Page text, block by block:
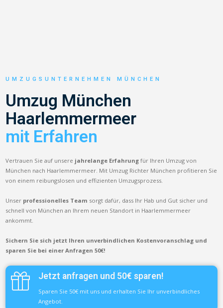
UMZUGSUNTERNEHMEN MÜNCHEN
Umzug München
Haarlemmermeer
mit Erfahren
Vertrauen Sie auf unsere jahrelange Erfahrung für Ihren Umzug von
München nach Haarlemmermeer. Mit Umzug Richter München profitieren Sie
von einem reibungslosen und effizienten Umzugsprozess.
Unser professionelles Team sorgt dafür, dass Ihr Hab und Gut sicher und
schnell von München an Ihrem neuen Standort in Haarlemmermeer
ankommt.
Sichern Sie sich jetzt Ihren unverbindlichen Kostenvoranschlag und
sparen Sie bei einer Anfragen 50€!
Jetzt anfragen und 50€ sparen!
Sparen Sie 50€ mit uns und erhalten Sie Ihr unverbindliches
Angebot.